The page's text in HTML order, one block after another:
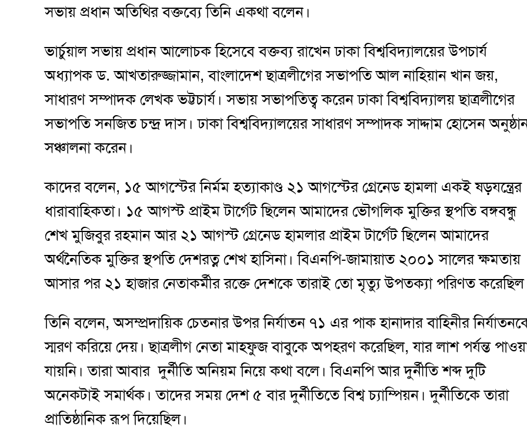
সভায় প্রধান অতিথির বক্তব্যে তিনি একথা বলেন।
ভার্চুয়াল সভায় প্রধান আলোচক হিসেবে বক্তব্য রাখেন ঢাকা বিশ্ববিদ্যালয়ের উপচার্য
অধ্যাপক ড. আখতারুজ্জামান, বাংলাদেশ ছাত্রলীগের সভাপতি আল নাহিয়ান খান জয়,
সাধারণ সম্পাদক লেখক ভট্টচার্য। সভায় সভাপতিত্ব করেন ঢাকা বিশ্ববিদ্যালয় ছাত্রলীগের
সভাপতি সনজিত চন্দ্র দাস। ঢাকা বিশ্ববিদ্যালয়ের সাধারণ সম্পাদক সাদ্দাম হোসেন
সঞ্চালনা করেন।
কাদের বলেন, ১৫ আগস্টের নির্মম হত্যাকাণ্ড ২১ আগস্টের গ্রেনেড হামলা একই ষড়যন্ত্রের
ধারাবাহিকতা। ১৫ আগস্ট প্রাইম টার্গেট ছিলেন আমাদের ভৌগলিক মুক্তির স্থপতি বঙ্গবন্ধু
শেখ মুজিবুর রহমান আর ২১ আগস্ট গ্রেনেড হামলার প্রাইম টার্গেট ছিলেন আমাদের
অর্থনৈতিক মুক্তির স্থপতি দেশরত্ন শেখ হাসিনা। বিএনপি-জামায়াত ২০০১ সালের ক্ষমতায়
আসার পর ২১ হাজার নেতাকর্মীর রক্তে দেশকে তারাই তো মৃত্যু উপতক্যা পরিণত
তিনি বলেন, অসম্প্রদায়িক চেতনার উপর নির্যাতন ৭১ এর পাক হানাদার বাহিনীর
স্মরণ করিয়ে দেয়। ছাত্রলীগ নেতা মাহফুজ বাবুকে অপহরণ করেছিল, যার লাশ পর্যন্ত
যায়নি। তারা আবার ‍দুর্নীতি অনিয়ম নিয়ে কথা বলে। বিএনপি আর দুর্নীতি শব্দ দুটি
অনেকটাই সমার্থক। তাদের সময় দেশ ৫ বার দুর্নীতিতে বিশ্ব চ্যাম্পিয়ন। দুর্নীতিকে তারা
প্রাতিষ্ঠানিক রূপ দিয়েছিল।